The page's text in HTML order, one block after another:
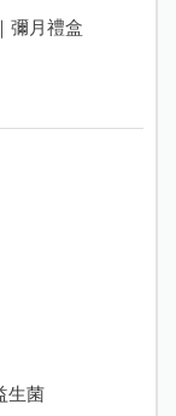
彌月禮盒
生菌